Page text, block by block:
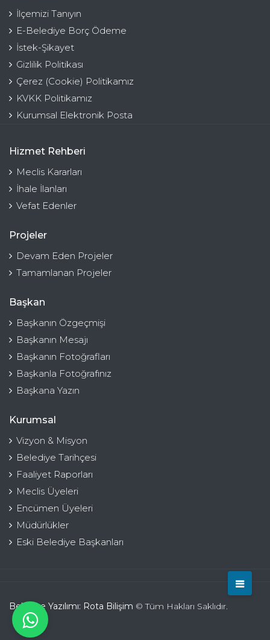
İlçemizi Tanıyın
E-Belediye Borç Ödeme
İstek-Şikayet
Gizlilik Politikası
Çerez (Cookie) Politikamız
KVKK Politikamız
Kurumsal Elektronik Posta
Hizmet Rehberi
Meclis Kararları
İhale İlanları
Vefat Edenler
Projeler
Devam Eden Projeler
Tamamlanan Projeler
Başkan
Başkanın Özgeçmişi
Başkanın Mesajı
Başkanın Fotoğrafları
Başkanla Fotoğrafınız
Başkana Yazın
Kurumsal
Vizyon & Misyon
Belediye Tarihçesi
Faaliyet Raporları
Meclis Üyeleri
Encümen Üyeleri
Müdürlükler
Eski Belediye Başkanları
Belediye Yazılımı: Rota Bilişim © Tüm Hakları Saklıdır.